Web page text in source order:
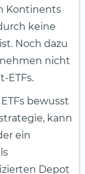
Kontinents
keine
Noch dazu
nicht
ETFs.
bewusst
kann
ein
Depot